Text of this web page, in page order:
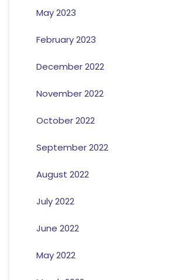
May 2023
February 2023
December 2022
November 2022
October 2022
September 2022
August 2022
July 2022
June 2022
May 2022